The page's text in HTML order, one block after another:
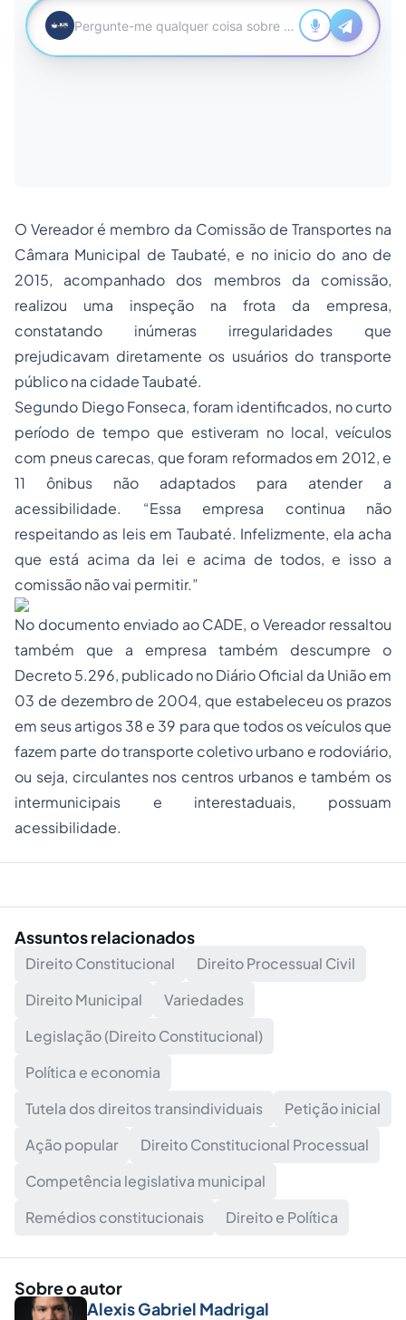
O Vereador é membro da Comissão de Transportes na
Câmara Municipal de Taubaté, e no inicio do ano de
2015, acompanhado dos membros da comissão,
realizou uma inspeção na frota da empresa,
constatando inúmeras irregularidades que
prejudicavam diretamente os usuários do transporte
público na cidade Taubaté.
Segundo Diego Fonseca, foram identificados, no curto
período de tempo que estiveram no local, veículos
com pneus carecas, que foram reformados em 2012, e
11 ônibus não adaptados para atender a
acessibilidade. “Essa empresa continua não
respeitando as leis em Taubaté. Infelizmente, ela acha
que está acima da lei e acima de todos, e isso a
comissão não vai permitir.”
No documento enviado ao CADE, o Vereador ressaltou
também que a empresa também descumpre o
Decreto 5.296, publicado no Diário Oficial da União em
03 de dezembro de 2004, que estabeleceu os prazos
em seus artigos 38 e 39 para que todos os veículos que
fazem parte do transporte coletivo urbano e rodoviário,
ou seja, circulantes nos centros urbanos e também os
intermunicipais e interestaduais, possuam
acessibilidade.
Assuntos relacionados
Direito Constitucional
Direito Processual Civil
Direito Municipal
Variedades
Legislação (Direito Constitucional)
Política e economia
Tutela dos direitos transindividuais
Petição inicial
Ação popular
Direito Constitucional Processual
Competência legislativa municipal
Remédios constitucionais
Direito e Política
Sobre o autor
Alexis Gabriel Madrigal